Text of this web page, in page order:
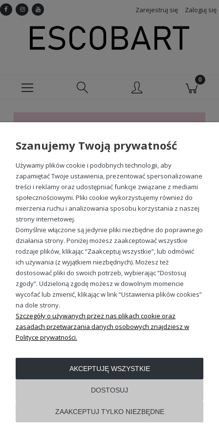
Zarejestruj się Zaloguj się
Ten produkt jest niedostępny.
OBSŁUGA KLIENTA
REGULAMINY
Sprawdź nasze social media
Pokaż pełną wersję strony
Szanujemy Twoją prywatność
Używamy plików cookie i podobnych technologii, aby
zapamiętać Twoje ustawienia, prezentować spersonalizowane
treści i reklamy oraz udostępniać funkcje związane z mediami
społecznościowymi. Pliki cookie wykorzystujemy również do
mierzenia ruchu i analizowania sposobu korzystania z naszej
strony internetowej.
Domyślnie włączone są jedynie pliki niezbędne do poprawnego
działania strony. Poniżej możesz zaakceptować wszystkie
rodzaje plików, klikając “Zaakceptuj wszystkie”, lub odmówić
ich używania (z wyjątkiem niezbędnych). Możesz też
dostosować pliki do swoich potrzeb, wybierając “Dostosuj
zgody”. Udzieloną zgodę możesz w dowolnym momencie
wycofać lub zmienić, klikając w link “Ustawienia plików cookies”
na dole strony.
Szczegóły o używanych przez nas plikach cookie oraz
zasadach przetwarzania danych osobowych znajdziesz w
Polityce prywatności.
ZAAKCEPTUJ TYLKO NIEZBĘDNE
DOSTOSUJ
AKCEPTUJĘ WSZYSTKIE